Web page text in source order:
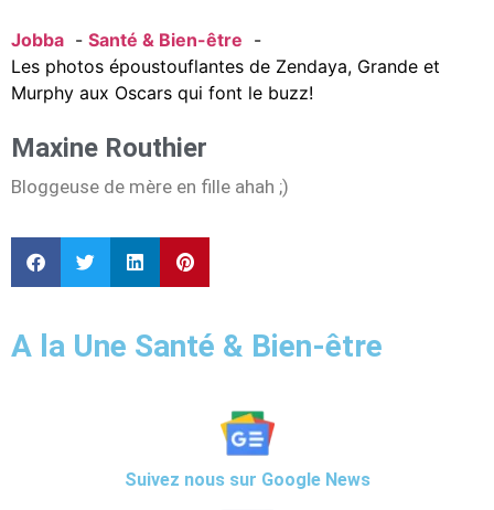
Jobba
Santé & Bien-être
Les photos époustouflantes de Zendaya, Grande et
Murphy aux Oscars qui font le buzz!
Maxine Routhier
Bloggeuse de mère en fille ahah ;)
A la Une Santé & Bien-être
Suivez nous sur Google News